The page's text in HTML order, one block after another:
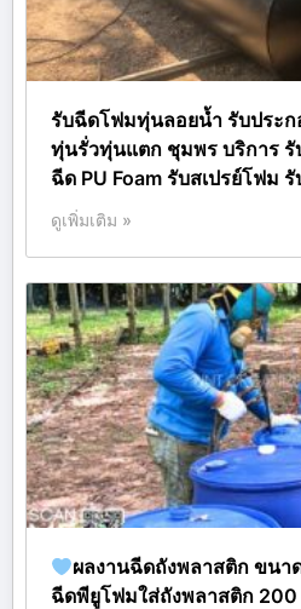
รับฉีดโฟมทุ่นลอยน้ำ รับประ
ทุ่นรั่วทุ่นแตก ชุมพร บริการ
ฉีด PU Foam รับสเปรย์โฟม
ดูเพิ่มเติม »
ผลงานฉีดถังพลาสติก ขนา
ฉีดพียูโฟมใส่ถังพลาสติก 200